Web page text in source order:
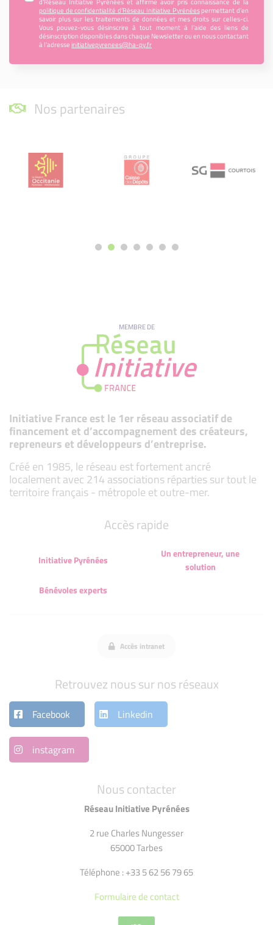
politique de confidentialité d’Réseau Initiative Pyrénéespermettant d’en
savoir plus sur les traitements de données et mes droits sur celles-ci.
Vous pouvez-vous désinscrire à tout moment à l’aide des liens de
désinscription disponibles dans chaque Newsletter ou en nous contactant
à l’adresse initiativepyrenees@ha-py.fr
Nos partenaires
MEMBRE DE
Initiative France est le 1er réseau associatif de
financement et d’accompagnement des créateurs,
repreneurs et développeurs d’entreprise.
Créé en 1985, le réseau est fortement ancré
localement avec 214 associations réparties sur tout le
territoire français - métropole et outre-mer.
Nous contacter
Réseau Initiative Pyrénées
2 rue Charles Nungesser
65000 Tarbes
Téléphone : +33 5 62 56 79 65
Formulaire de contact
Accès rapide
Initiative Pyrénées
Un entrepreneur, une
solution
Bénévoles experts
Accès intranet
Retrouvez nous sur nos réseaux
Facebook Linkedin
instagram